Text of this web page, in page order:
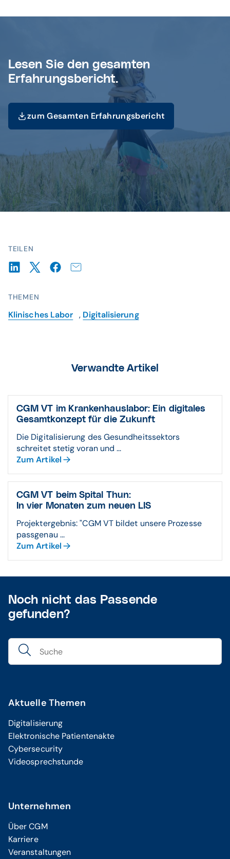
TEILEN
THEMEN
Klinisches Labor , Digitalisierung
Lesen Sie den gesamten
Erfahrungsbericht.
zum Gesamten Erfahrungsbericht
Verwandte Artikel
CGM VT im Kranken­haus­labor: Ein digitales
Gesamt­konzept für die Zukunft
Die Digitalisierung des Gesundheitssektors
schreitet stetig voran und ...
Zum Artikel
CGM VT beim Spital Thun:
In vier Monaten zum neuen LIS
Projektergebnis: "CGM VT bildet unsere Prozesse
passgenau ...
Zum Artikel
Noch nicht das Passende
gefunden?
Aktuelle Themen
Digitalisierung
Elektronische Patientenakte
Cybersecurity
Videosprechstunde
Unternehmen
Über CGM
Karriere
Veranstaltungen